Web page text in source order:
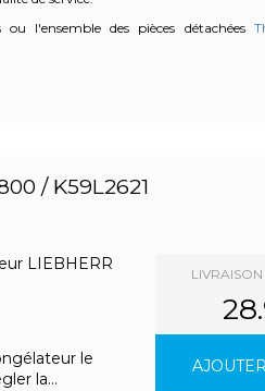
l'ensemble des pièces détachées
/ K59L2621
LIEBHERR
le
la...